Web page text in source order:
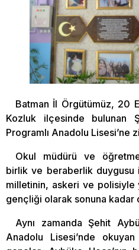
Batman İl Örgütümüz, 20
Kozluk ilçesinde bulunan
Programlı Anadolu Lisesi’ne
Okul müdürü ve
birlik ve beraberlik duygusu
milletinin, askeri ve polisiyle
gençliği olarak sonuna
Aynı zamanda Şehit
Anadolu Lisesi’nde